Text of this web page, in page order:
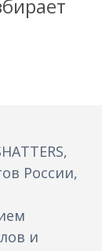
России,
и